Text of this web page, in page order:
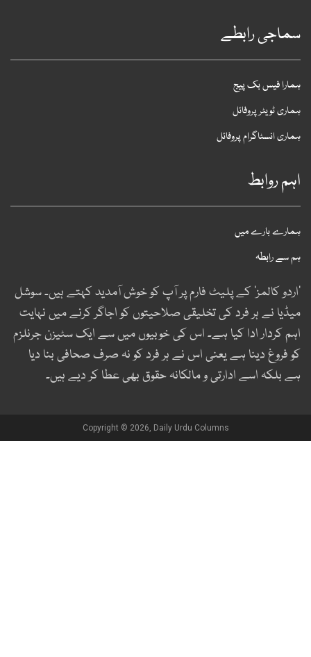
رابطے
فیس بک پیج
ٹویٹر پروفائل
انسٹاگرام پروفائل
روابط
بارے میں
سے رابطہ
کالمز‘ کے پلیٹ فارم پر آپ کو خوش آمدید کہتے ہیں۔ سوشل
نے ہر فرد کی تخلیقی صلاحیتوں کو اجاگر کرنے میں نہایت
کردار ادا کیا ہے۔ اس کی خوبیوں میں سے ایک سٹیزن جرنلزم
فروغ دینا ہے یعنی اس نے ہر فرد کو نہ صرف صحافی بنا دیا
بلکہ اسے ادارتی و مالکانہ حقوق بھی عطا کر دیے ہیں۔
Copyright © 2026, Daily Urdu Columns